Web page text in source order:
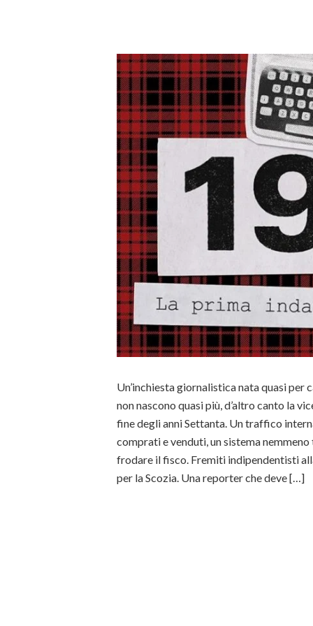
Un’inchiesta giornalistica nata quasi per
non nascono quasi più, d’altro canto la
fine degli anni Settanta. Un traffico
comprati e venduti, un sistema
frodare il fisco. Fremiti indipendentisti
per la Scozia. Una reporter che deve […]